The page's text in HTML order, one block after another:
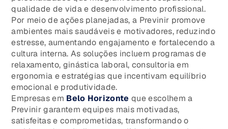
qualidade de vida e desenvolvimento profissional.
Por meio de ações planejadas, a Previnir promove
ambientes mais saudáveis e motivadores, reduzindo
estresse, aumentando engajamento e fortalecendo a
cultura interna. As soluções incluem programas de
relaxamento, ginástica laboral, consultoria em
ergonomia e estratégias que incentivam equilíbrio
emocional e produtividade.
Empresas em Belo Horizonte que escolhem a
Previnir garantem equipes mais motivadas,
satisfeitas e comprometidas, transformando o